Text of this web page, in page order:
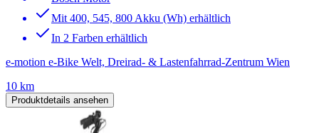
Mit 400, 545, 800 Akku (Wh) erhältlich
In 2 Farben erhältlich
e-motion e-Bike Welt, Dreirad- & Lastenfahrrad-Zentrum Wien
10 km
Produktdetails ansehen